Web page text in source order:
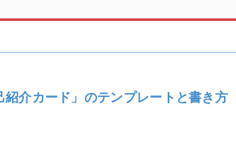
紹介カード」のテンプレートと書き方